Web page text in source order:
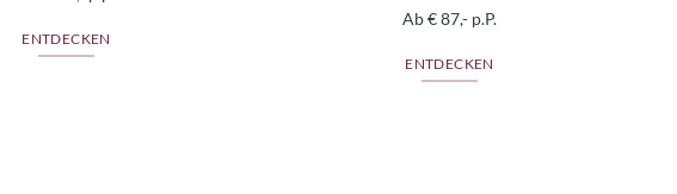
ENTDECKEN
Ab € 87,- p.P.
ENTDECKEN